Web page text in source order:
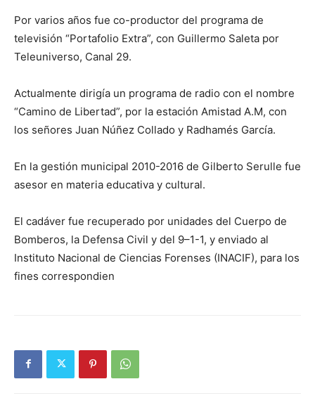
Por varios años fue co-productor del programa de
televisión “Portafolio Extra”, con Guillermo Saleta por
Teleuniverso, Canal 29.
Actualmente dirigía un programa de radio con el nombre
“Camino de Libertad”, por la estación Amistad A.M, con
los señores Juan Núñez Collado y Radhamés García.
En la gestión municipal 2010-2016 de Gilberto Serulle fue
asesor en materia educativa y cultural.
El cadáver fue recuperado por unidades del Cuerpo de
Bomberos, la Defensa Civil y del 9–1-1, y enviado al
Instituto Nacional de Ciencias Forenses (INACIF), para los
fines correspondien